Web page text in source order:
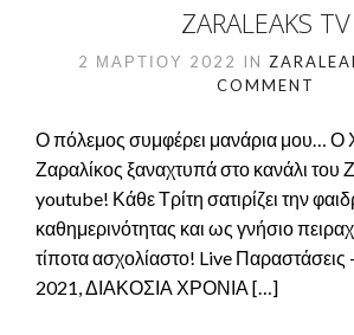
ZARALEAKS TV
2 ΜΑΡΤΊΟΥ 2022 IN
COMMENT
Ο πόλεμος συμφέρει μανάρια μου… Ο
Ζαραλίκος ξαναχτυπά στο κανάλι του
youtube! Κάθε Τρίτη σατιρίζει την
καθημερινότητας και ως γνήσιο
τίποτα ασχολίαστο! Live
2021, ΔΙΑΚΟΣΙΑ ΧΡΟΝΙΑ […]